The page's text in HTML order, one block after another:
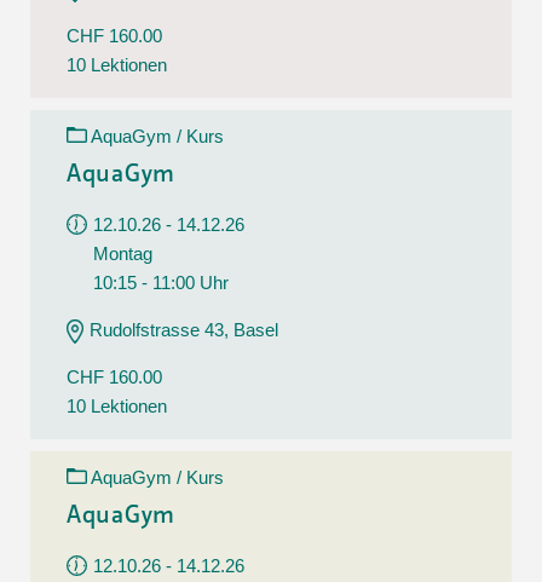
CHF 160.00
10 Lektionen
AquaGym / Kurs
AquaGym
12.10.26 - 14.12.26
Montag
10:15 - 11:00 Uhr
Rudolfstrasse 43, Basel
CHF 160.00
10 Lektionen
AquaGym / Kurs
AquaGym
12.10.26 - 14.12.26